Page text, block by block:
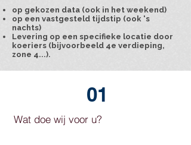
op gekozen data (ook in het weekend)
op een vastgesteld tijdstip (ook 's
nachts)
Levering op een specifieke locatie door
koeriers (bijvoorbeeld 4e verdieping,
zone 4...).
01
Wat doe wij voor u?